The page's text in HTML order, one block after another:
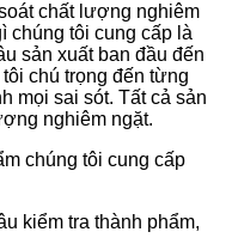
chất lượng nghiêm
chúng tôi cung cấp là
sản xuất ban đầu đến
chú trọng đến từng
mọi sai sót. Tất cả sản
nghiêm ngặt.
chúng tôi cung cấp
kiểm tra thành phẩm,